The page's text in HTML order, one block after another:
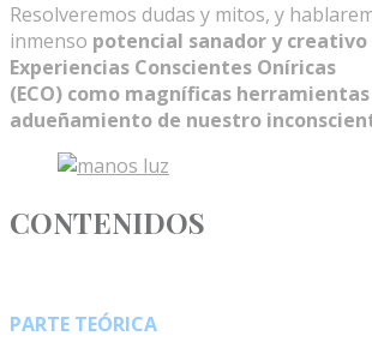
Resolveremos dudas y mitos, y
inmenso potencial sanador y creativo
Experiencias Conscientes Oníricas
(ECO) como magníficas
adueñamiento de nuestro
CONTENIDOS
PARTE TEÓRICA